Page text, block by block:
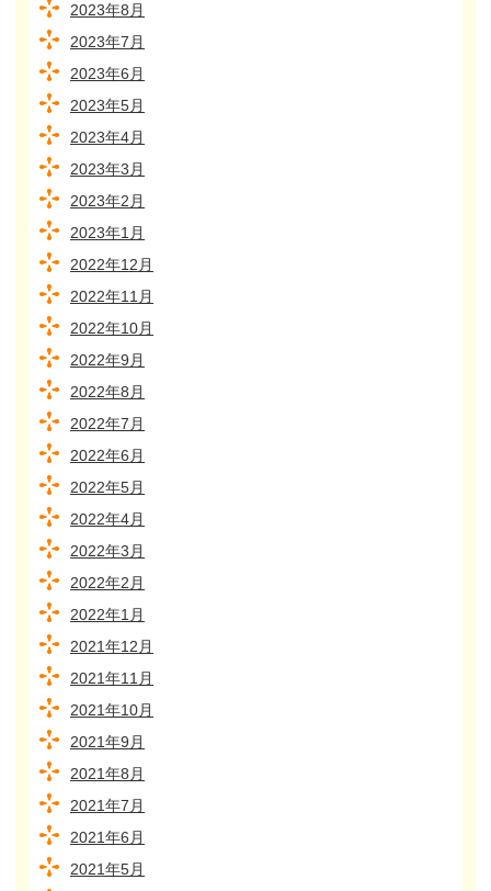
2023年8月
2023年7月
2023年6月
2023年5月
2023年4月
2023年3月
2023年2月
2023年1月
2022年12月
2022年11月
2022年10月
2022年9月
2022年8月
2022年7月
2022年6月
2022年5月
2022年4月
2022年3月
2022年2月
2022年1月
2021年12月
2021年11月
2021年10月
2021年9月
2021年8月
2021年7月
2021年6月
2021年5月